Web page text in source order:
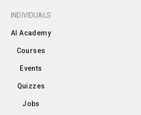
INDIVIDUALS
AI Academy
Courses
Events
Quizzes
Jobs